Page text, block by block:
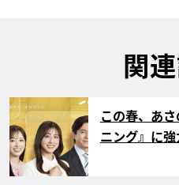
関
サムネイル
この春、あ
ニング』に